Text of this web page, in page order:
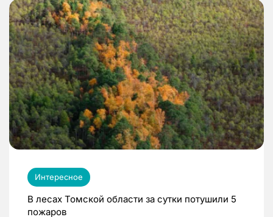
Интересное
В лесах Томской области за сутки потушили 5
пожаров